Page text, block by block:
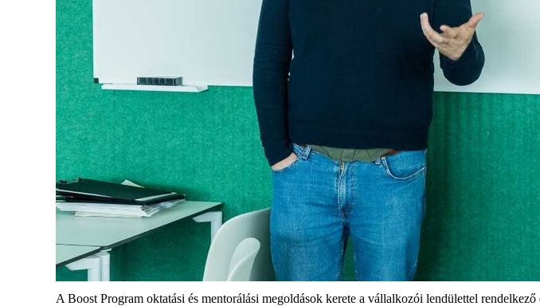
A Boost Program oktatási és mentorálási megoldások kerete a vállalkozói lendülettel